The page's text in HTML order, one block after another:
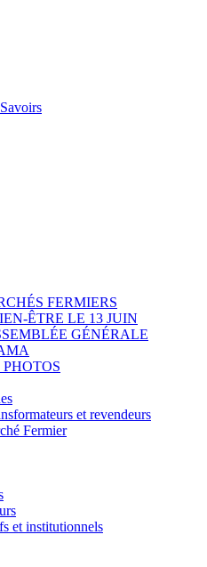
FERMIERS
ÊTRE LE 13 JUIN
GÉNÉRALE
et revendeurs
Fermier
et institutionnels